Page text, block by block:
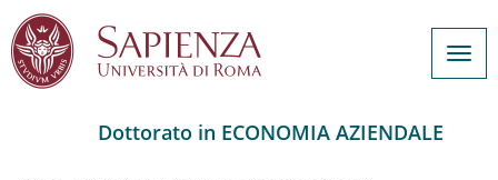
Dottorato in ECONOMIA AZIENDALE